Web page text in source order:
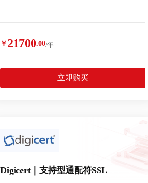
￥ 21700.00/年
立即购买
Digicert｜支持型通配符SSL